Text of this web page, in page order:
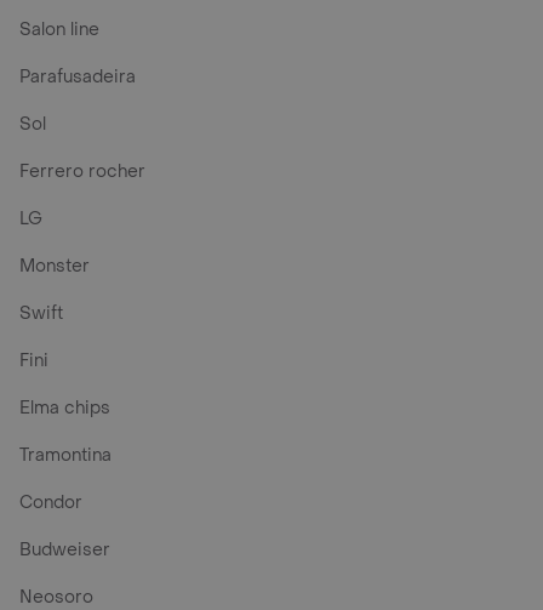
Salon line
Parafusadeira
Sol
Ferrero rocher
LG
Monster
Swift
Fini
Elma chips
Tramontina
Condor
Budweiser
Neosoro